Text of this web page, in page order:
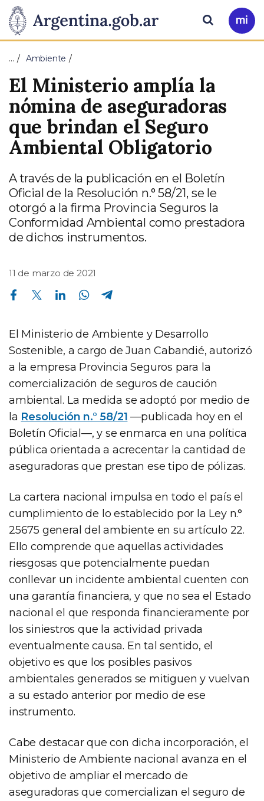
Presidencia
de
la
Nación
Pasar al contenido principal
Ir
a
Buscar
… Ambiente
El Ministerio amplía la
nómina de aseguradoras
que brindan el Seguro
Ambiental Obligatorio
A través de la publicación en el Boletín
Oficial de la Resolución n.° 58/21, se le
otorgó a la firma Provincia Seguros la
Conformidad Ambiental como prestadora
de dichos instrumentos.
11 de marzo de 2021
Compartir en Facebook Compartir en Twitter Compartir en Linkedin Compartir en Whatsapp
El Ministerio de Ambiente y Desarrollo
Sostenible, a cargo de Juan Cabandié, autorizó
a la empresa Provincia Seguros para la
comercialización de seguros de caución
ambiental. La medida se adoptó por medio de
la Resolución n.° 58/21 —publicada hoy en el
Boletín Oficial—, y se enmarca en una política
pública orientada a acrecentar la cantidad de
aseguradoras que prestan ese tipo de pólizas.
La cartera nacional impulsa en todo el país el
cumplimiento de lo establecido por la Ley n.°
25675 general del ambiente en su artículo 22.
Ello comprende que aquellas actividades
riesgosas que potencialmente puedan
conllevar un incidente ambiental cuenten con
una garantía financiera, y que no sea el Estado
nacional el que responda financieramente por
los siniestros que la actividad privada
eventualmente causa. En tal sentido, el
objetivo es que los posibles pasivos
ambientales generados se mitiguen y vuelvan
a su estado anterior por medio de ese
instrumento.
Cabe destacar que con dicha incorporación, el
Ministerio de Ambiente nacional avanza en el
objetivo de ampliar el mercado de
aseguradoras que comercializan el seguro de